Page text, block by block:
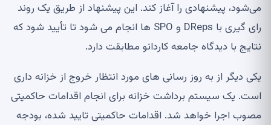
می‌شود، پیشنهادی را آغاز کند. این پیشنهاد از طریق یک روند
رای گیری با DReps و SPO ها انجام می شود تا تأیید شود که
نتایج با دیدگاه جامعه کاردانو مطابقت دارد.
یکی دیگر از به روز رسانی های مورد انتظار خروج از خزانه داری
است. یک سیستم برداشت خزانه برای انجام اقدامات حاکمیتی
مصوب اجرا خواهد شد. اقدامات حاکمیتی تایید شده، بودجه